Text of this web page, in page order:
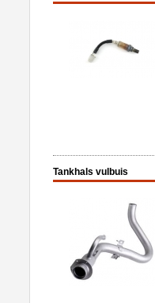
Tankhals vulbuis